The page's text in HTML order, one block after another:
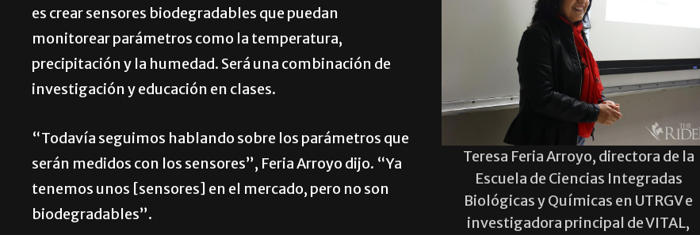
Teresa Feria Arroyo, directora de la
Escuela de Ciencias Integradas
Biológicas y Químicas en UTRGV e
investigadora principal de VITAL,
es crear sensores biodegradables que puedan
monitorear parámetros como la temperatura,
precipitación y la humedad. Será una combinación de
investigación y educación en clases.
“Todavía seguimos hablando sobre los parámetros que
serán medidos con los sensores”, Feria Arroyo dijo. “Ya
tenemos unos [sensores] en el mercado, pero no son
biodegradables”.